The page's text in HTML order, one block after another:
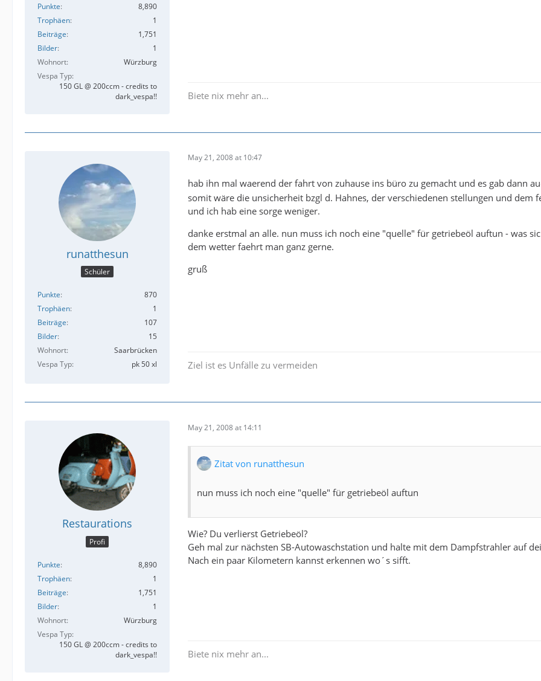
Punkte
8,890
Trophäen
1
Beiträge
1,751
Bilder
1
Wohnort
Würzburg
Vespa Typ
150 GL @ 200ccm - credits to
dark_vespa!!
Biete nix mehr an...
runatthesun
Schüler
Punkte
870
Trophäen
1
Beiträge
107
Bilder
15
Wohnort
Saarbrücken
Vespa Typ
pk 50 xl
May 21, 2008 at 10:47
hab ihn mal waerend der fahrt von zuhause ins büro zu gemacht und es gab dann
somit wäre die unsicherheit bzgl d. Hahnes, der verschiedenen stellungen und dem
und ich hab eine sorge weniger.
danke erstmal an alle. nun muss ich noch eine "quelle" für getriebeöl auftun - was
dem wetter faehrt man ganz gerne.
gruß
Ziel ist es Unfälle zu vermeiden
Restaurations
Profi
Punkte
8,890
Trophäen
1
Beiträge
1,751
Bilder
1
Wohnort
Würzburg
Vespa Typ
150 GL @ 200ccm - credits to
dark_vespa!!
May 21, 2008 at 14:11
Zitat von runatthesun
nun muss ich noch eine "quelle" für getriebeöl auftun
Wie? Du verlierst Getriebeöl?
Geh mal zur nächsten SB-Autowaschstation und halte mit dem Dampfstrahler auf
Nach ein paar Kilometern kannst erkennen wo´s sifft.
Biete nix mehr an...